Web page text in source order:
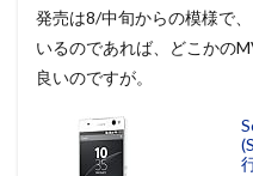
発売は8/中旬からの模様で
いるのであれば、どこかの
良いのですが。